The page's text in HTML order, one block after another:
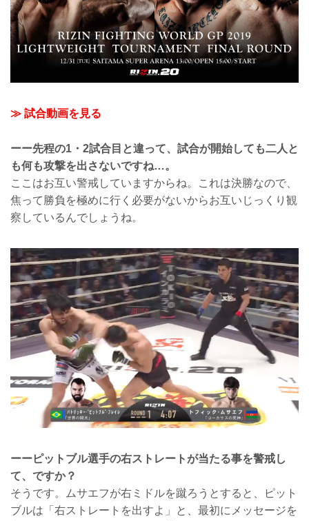
≫ 試合動画を見る
ーー先程の1・2試合目と違って、試合が開始しても二人と
も何も攻撃を出さないですね…。
ここはお互い警戒していますからね。これは決勝なので、
焦って勝負を極めに行く必要がないからお互いじっくり観
察しているんでしょうね。
ーーピットブル選手の右ストレートが当たる事を警戒し
て、ですか？
そうです。ムサエフが右ミドルを蹴ろうとすると、ピット
ブルは「右ストレートを出すよ」と、最初にメッセージを